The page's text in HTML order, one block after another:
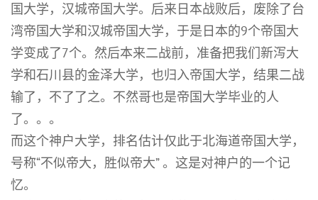
国大学，汉城帝国大学。后来日本战败后，废除了台
湾帝国大学和汉城帝国大学，于是日本的9个帝国大
学变成了7个。然后本来二战前，准备把我们新泻大
学和石川县的金泽大学，也归入帝国大学，结果二战
输了，不了了之。不然哥也是帝国大学毕业的人
了。。。
而这个神户大学，排名估计仅此于北海道帝国大学，
号称“不似帝大，胜似帝大” 。这是对神户的一个记
忆。